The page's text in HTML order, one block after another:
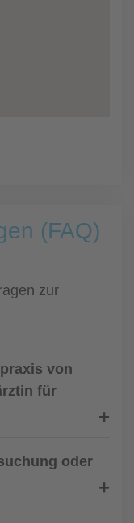
(FAQ)
zur
von
für
oder